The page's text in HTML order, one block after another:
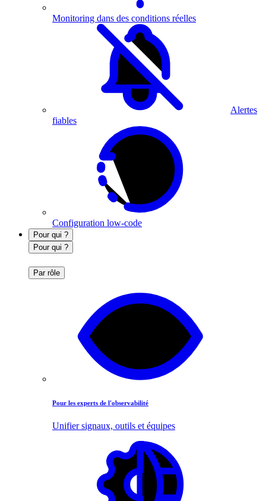
Monitoring dans des conditions réelles
Alertes
fiables
Configuration low-code
Pour qui ?
Pour qui ?
Par rôle
Pour les experts de l'observabilité
Unifier signaux, outils et équipes